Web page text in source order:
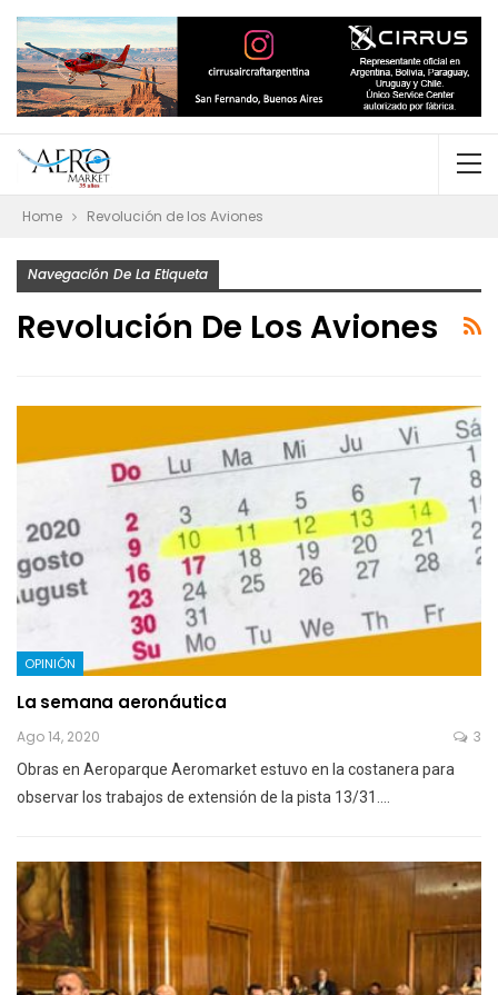
Home Revolución de los Aviones
Navegación De La Etiqueta
Revolución De Los Aviones
OPINIÓN
La semana aeronáutica
Ago 14, 2020 3
Obras en Aeroparque Aeromarket estuvo en la costanera para
observar los trabajos de extensión de la pista 13/31.…